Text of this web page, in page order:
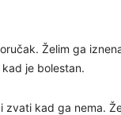
Želim ga
je bolestan.
zvati kad ga nema.